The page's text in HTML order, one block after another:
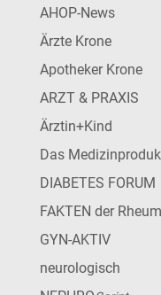
AHOP-News
Ärzte Krone
Apotheker Krone
ARZT & PRAXIS
Ärztin+Kind
Das
DIABETES FORUM
FAKTEN der
GYN-AKTIV
neurologisch